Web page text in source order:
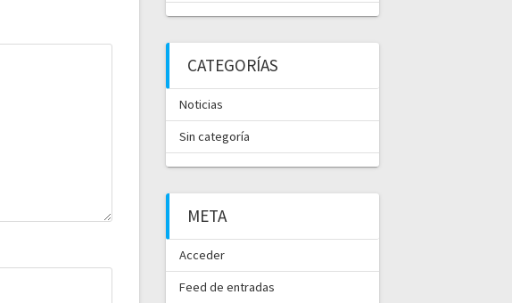
CATEGORÍAS
Noticias
Sin categoría
META
Acceder
Feed de entradas